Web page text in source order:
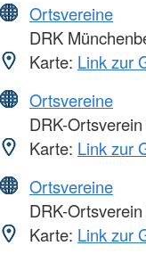
Ortsvereine
DRK
Karte: Link zur
Ortsvereine
DRK-
Karte: Link zur
Ortsvereine
DRK-
Karte: Link zur